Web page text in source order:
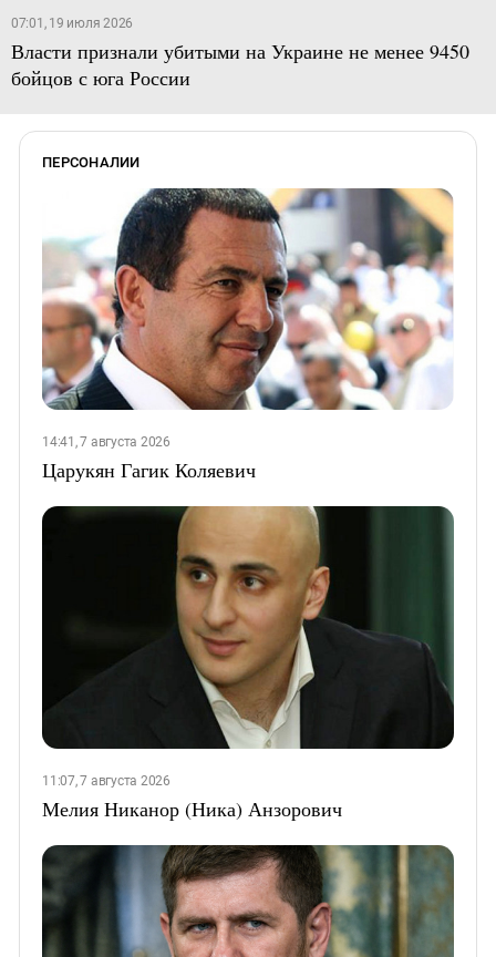
07:01, 19 июля 2026
Власти признали убитыми на Украине не менее 9450
бойцов с юга России
ПЕРСОНАЛИИ
14:41, 7 августа 2026
Царукян Гагик Коляевич
11:07, 7 августа 2026
Мелия Никанор (Ника) Анзорович